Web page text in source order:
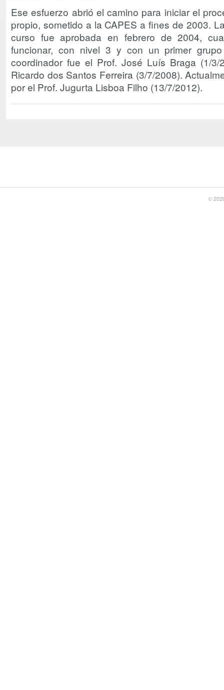
Ese esfuerzo abrió el camino para iniciar el
propio, sometido a la CAPES a fines de 2003.
curso fue aprobada en febrero de 2004,
funcionar, con nivel 3 y con un primer
coordinador fue el Prof. José Luís Braga (1/
Ricardo dos Santos Ferreira (3/7/2008).
por el Prof. Jugurta Lisboa Filho (13/7/2012).
©